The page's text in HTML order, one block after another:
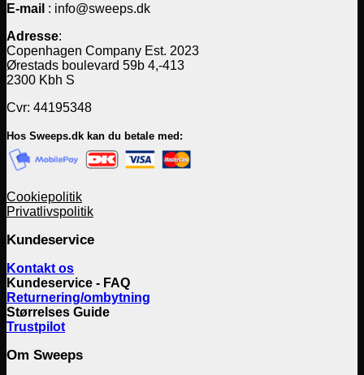
E-mail : info@sweeps.dk
Adresse:
Copenhagen Company Est. 2023
Ørestads boulevard 59b 4,-413
2300 Kbh S
Cvr: 44195348
Hos Sweeps.dk kan du betale med:
Cookiepolitik
Privatlivspolitik
Kundeservice
Kontakt os
Kundeservice - FAQ
Returnering/ombytning
Størrelses Guide
Trustpilot
Om Sweeps